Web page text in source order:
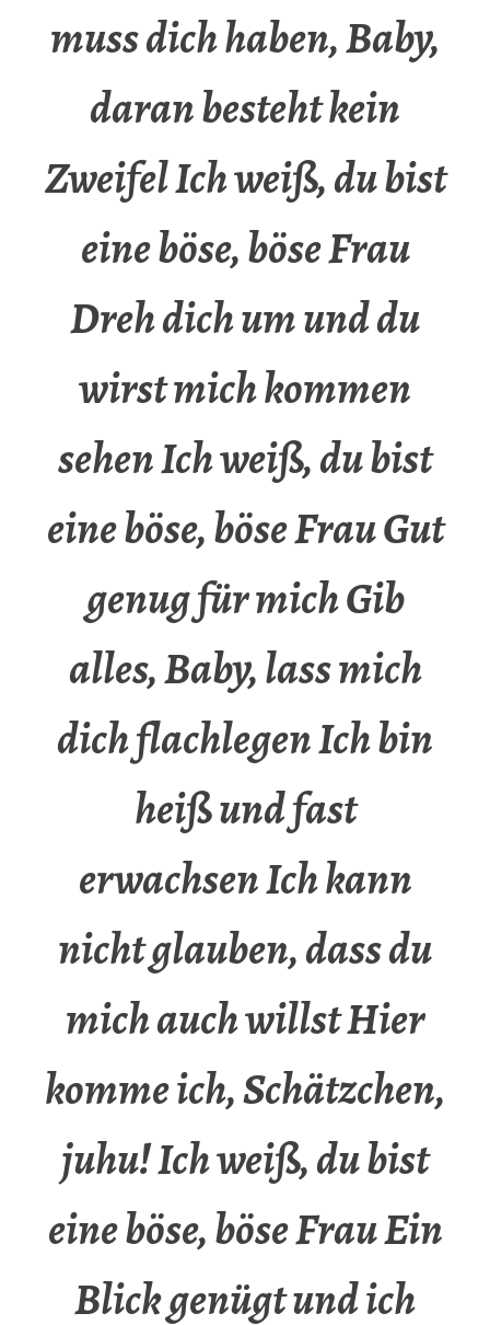
muss dich haben, Baby,
daran besteht kein
Zweifel Ich weiß, du bist
eine böse, böse Frau
Dreh dich um und du
wirst mich kommen
sehen Ich weiß, du bist
eine böse, böse Frau Gut
genug für mich Gib
alles, Baby, lass mich
dich flachlegen Ich bin
heiß und fast
erwachsen Ich kann
nicht glauben, dass du
mich auch willst Hier
komme ich, Schätzchen,
juhu! Ich weiß, du bist
eine böse, böse Frau Ein
Blick genügt und ich